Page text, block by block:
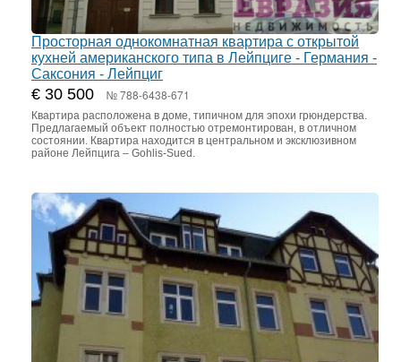
Просторная однокомнатная квартира с открытой
кухней американского типа в Лейпциге - Германия -
Саксония - Лейпциг
€ 30 500 № 788-6438-671
Квартира расположена в доме, типичном для эпохи грюндерства.
Предлагаемый объект полностью отремонтирован, в отличном
состоянии. Квартира находится в центральном и эксклюзивном
районе Лейпцига – Gohlis-Sued.